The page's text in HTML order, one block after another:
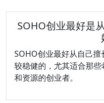
SOHO创业最好是
SOHO创业最好从自己
较稳健的，尤其适合那
和资源的创业者。